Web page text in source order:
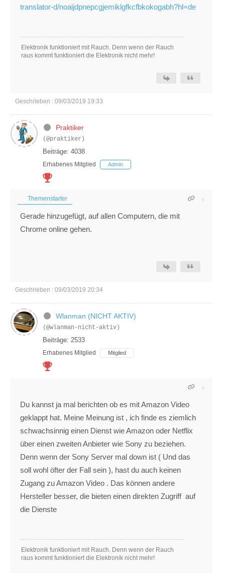
translator-d/noaijdpnepcgjemiklgfkcfbkokogabh?hl=de
Elektronik funktioniert mit Rauch. Denn wenn der Rauch
raus kommt funktioniert die Elektronik nicht mehr!
Geschrieben : 09/03/2019 19:33
Praktiker
(@praktiker)
Beiträge: 4038
Erhabenes Mitglied Admin
Themenstarter
Gerade hinzugefügt, auf allen Computern, die mit
Chrome online gehen.
Geschrieben : 09/03/2019 20:34
Wlanman (NICHT AKTIV)
(@wlanman-nicht-aktiv)
Beiträge: 2533
Erhabenes Mitglied Mitglied
Du kannst ja mal berichten ob es mit Amazon Video
geklappt hat. Meine Meinung ist , ich finde es ziemlich
schwachsinnig einen Dienst wie Amazon oder Netflix
über einen zweiten Anbieter wie Sony zu beziehen.
Denn wenn der Sony Server mal down ist ( Und das
soll wohl öfter der Fall sein ), hast du auch keinen
Zugang zu Amazon Video . Das können andere
Hersteller besser, die bieten einen direkten Zugriff auf
die Dienste
Elektronik funktioniert mit Rauch. Denn wenn der Rauch
raus kommt funktioniert die Elektronik nicht mehr!